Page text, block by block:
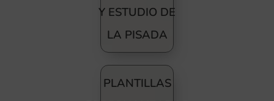
Y ESTUDIO DE
LA PISADA
PLANTILLAS